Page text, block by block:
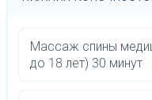
Массаж спины
до 18 лет) 30 минут